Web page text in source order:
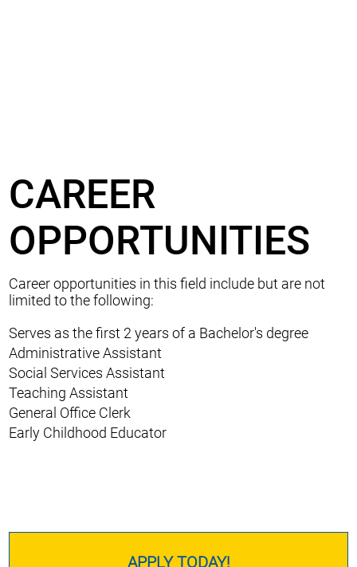
CAREER
OPPORTUNITIES
Career opportunities in this field include but are not
limited to the following:
Serves as the first 2 years of a Bachelor's degree
Administrative Assistant
Social Services Assistant
Teaching Assistant
General Office Clerk
Early Childhood Educator
APPLY TODAY!